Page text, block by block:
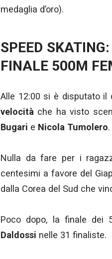
medaglia d’oro).
SPEED
FINALE 500M
Alle 12:00 si è disputato il
velocità che ha visto
Bugari e Nicola Tumolero.
Nulla da fare per i
centesimi a favore del
dalla Corea del Sud che
Poco dopo, la finale dei
Daldossi nelle 31 finaliste.